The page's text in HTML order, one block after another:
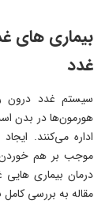
بیماری های
غدد
سیستم غدد درون
هورمون‌ها در بدن
اداره می‌کنند.
موجب بر هم
درمان بیماری
مقاله به بررسی